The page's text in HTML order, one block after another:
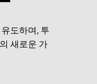
도하며, 투
새로운 가